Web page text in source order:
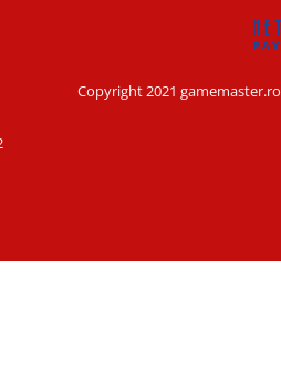
Copyright 2021 gamemaster.ro